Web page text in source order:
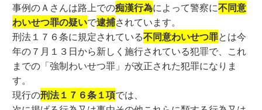
事例のＡさんは路上での痴漢行為によって警察に不同意
わいせつ罪の疑いで逮捕されています。
刑法１７６条に規定されている不同意わいせつ罪とは今
年の７月１３日から新しく施行されている犯罪で、これ
までの「強制わいせつ罪」が改正された犯罪になりま
す。
現行の刑法１７６条１項では、